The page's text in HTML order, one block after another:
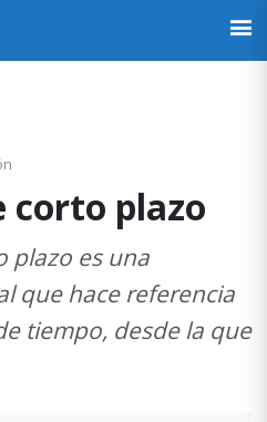
corto plazo
plazo es una
que hace referencia
tiempo, desde la que